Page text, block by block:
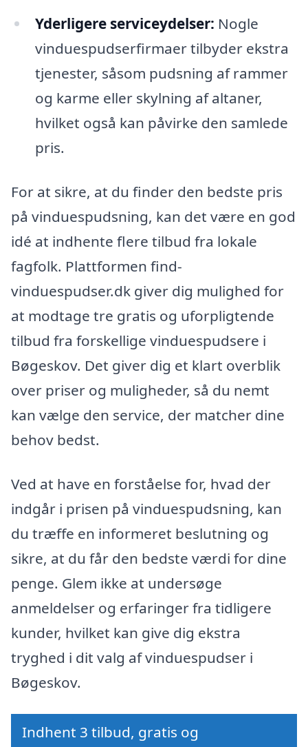
Yderligere serviceydelser: Nogle
vinduespudserfirmaer tilbyder ekstra
tjenester, såsom pudsning af rammer
og karme eller skylning af altaner,
hvilket også kan påvirke den samlede
pris.
For at sikre, at du finder den bedste pris
på vinduespudsning, kan det være en god
idé at indhente flere tilbud fra lokale
fagfolk. Plattformen find-
vinduespudser.dk giver dig mulighed for
at modtage tre gratis og uforpligtende
tilbud fra forskellige vinduespudsere i
Bøgeskov. Det giver dig et klart overblik
over priser og muligheder, så du nemt
kan vælge den service, der matcher dine
behov bedst.
Ved at have en forståelse for, hvad der
indgår i prisen på vinduespudsning, kan
du træffe en informeret beslutning og
sikre, at du får den bedste værdi for dine
penge. Glem ikke at undersøge
anmeldelser og erfaringer fra tidligere
kunder, hvilket kan give dig ekstra
tryghed i dit valg af vinduespudser i
Bøgeskov.
Indhent 3 tilbud, gratis og